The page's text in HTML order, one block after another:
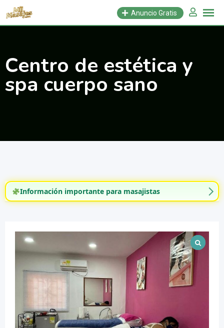
Saltar
Anuncio Gratis
Centro de estética y
spa cuerpo sano
Información importante para masajistas